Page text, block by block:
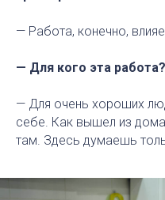
— Работа, конечно,
— Для кого эта
— Для очень хороших
себе. Как вышел из
там. Здесь думаешь